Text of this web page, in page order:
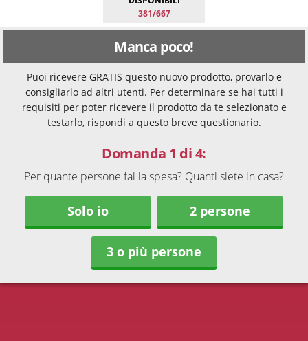
381/667
Manca poco!
Puoi ricevere GRATIS questo nuovo prodotto, provarlo e
consigliarlo ad altri utenti. Per determinare se hai tutti i
requisiti per poter ricevere il prodotto da te selezionato e
testarlo, rispondi a questo breve questionario.
Domanda 1 di 4:
Per quante persone fai la spesa? Quanti siete in casa?
Solo io 2 persone
3 o più persone